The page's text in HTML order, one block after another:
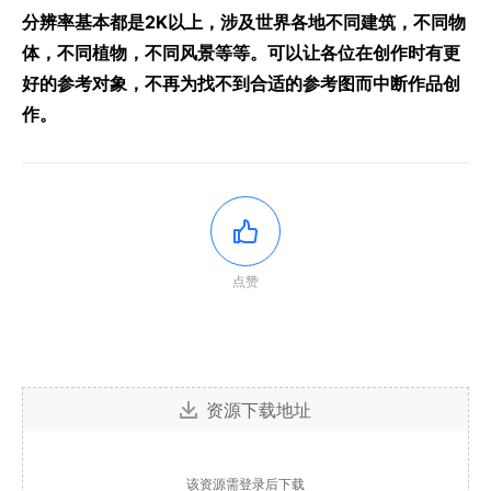
分辨率基本都是2K以上，涉及世界各地不同建筑，不同物
体，不同植物，不同风景等等。可以让各位在创作时有更
好的参考对象，不再为找不到合适的参考图而中断作品创
作。
点赞
资源下载地址
该资源需登录后下载